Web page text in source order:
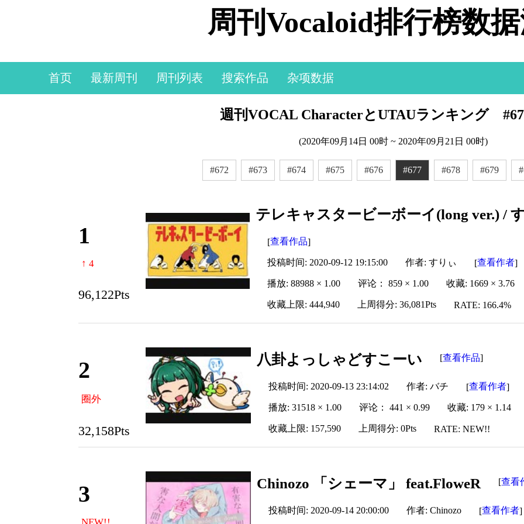
周刊Vocaloid排行榜数
首页 最新周刊 周刊列表 搜索作品 杂项数据
週刊VOCAL CharacterとUTAUランキング
(2020年09月14日 00时 ~ 2020年09月21日 00时)
#672 #673 #674 #675 #676 #677 #678 #679
1
↑ 4
96,122Pts
テレキャスタービーボーイ(long ver.) /
[查看作品]
投稿时间: 2020-09-12 19:15:00 作者: すりぃ [查看作者]
播放: 88988 × 1.00 评论： 859 × 1.00 收藏: 1669 × 3.76
收藏上限: 444,940 上周得分: 36,081Pts RATE: 166.4%
2
圈外
32,158Pts
八卦よっしゃどすこーい [查看作品]
投稿时间: 2020-09-13 23:14:02 作者: バチ [查看作者]
播放: 31518 × 1.00 评论： 441 × 0.99 收藏: 179 × 1.14
收藏上限: 157,590 上周得分: 0Pts RATE: NEW!!
3 Chinozo 「シェーマ」 feat.FloweR [查看
投稿时间: 2020-09-14 20:00:00 作者: Chinozo [查看作者]